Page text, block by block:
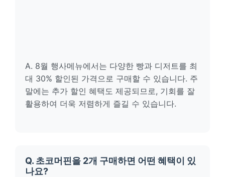
A. 8월 행사메뉴에서는 다양한 빵과 디저트를 최
대 30% 할인된 가격으로 구매할 수 있습니다. 주
말에는 추가 할인 혜택도 제공되므로, 기회를 잘
활용하여 더욱 저렴하게 즐길 수 있습니다.
Q. 초코머핀을 2개 구매하면 어떤 혜택이 있
나요?